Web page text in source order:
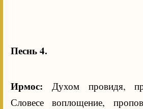
Песнь 4.
Ирмос:Духом провидя,
Словесе воплощение,